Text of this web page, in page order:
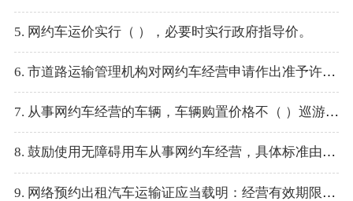
5. 网约车运价实行（ ），必要时实行政府指导价。
6. 市道路运输管理机构对网约车经营申请作出准予许可决定的，应当明确经营范围为网络预约出租汽车客运、经营区域为青岛市、经营期限为（ ），并发放网络预约出租汽车经营许可证。
7. 从事网约车经营的车辆，车辆购置价格不（ ）巡游出租汽车礼宾型同期购置价格。
8. 鼓励使用无障碍用车从事网约车经营，具体标准由（ ）核定。
9. 网络预约出租汽车运输证应当载明：经营有效期限起始日为发证之日，届满日为车辆行驶证载明的初次注册之日起（ ）年。